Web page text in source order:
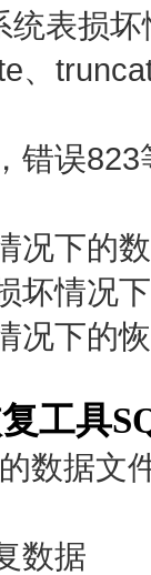
表损
、
错误
况下的
坏情况
况下的
工具
数据文
数据